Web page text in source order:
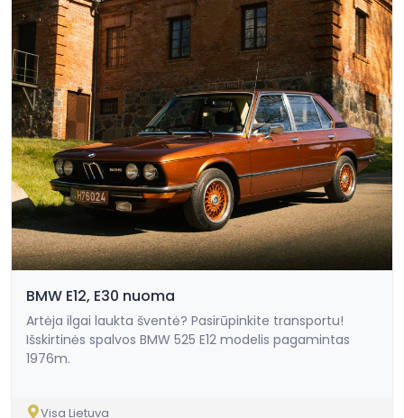
BMW E12, E30 nuoma
Artėja ilgai laukta šventė? Pasirūpinkite transportu!
Išskirtinės spalvos BMW 525 E12 modelis pagamintas
1976m.
Visa Lietuva